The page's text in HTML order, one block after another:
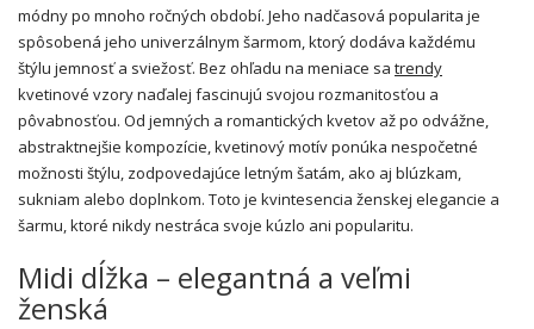
módny po mnoho ročných období. Jeho nadčasová popularita je
spôsobená jeho univerzálnym šarmom, ktorý dodáva každému
štýlu jemnosť a sviežosť. Bez ohľadu na meniace sa trendy
kvetinové vzory naďalej fascinujú svojou rozmanitosťou a
pôvabnosťou. Od jemných a romantických kvetov až po odvážne,
abstraktnejšie kompozície, kvetinový motív ponúka nespočetné
možnosti štýlu, zodpovedajúce letným šatám, ako aj blúzkam,
sukniam alebo doplnkom. Toto je kvintesencia ženskej elegancie a
šarmu, ktoré nikdy nestráca svoje kúzlo ani popularitu.
Midi dĺžka – elegantná a veľmi
ženská